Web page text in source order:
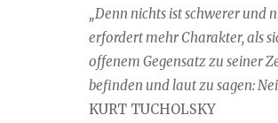
„Denn nichts ist schwerer und
erfordert mehr Charakter, als
offenem Gegensatz zu seiner
befinden und laut zu sagen:
KURT TUCHOLSKY